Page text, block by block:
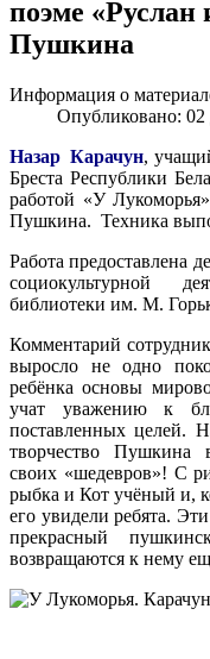
поэме
Пушкина
Информация о
Опубликовано: 02
Назар Карачун,
Бреста Республики
работой «У
Пушкина. Техника
Работа предоставлена
социокультурной
библиотеки им. М.
Комментарий
выросло не одно
ребёнка основы
учат уважению к
поставленных целей.
творчество Пушкина
своих «шедевров»! С
рыбка и Кот учёный и,
его увидели ребята.
прекрасный
возвращаются к нему